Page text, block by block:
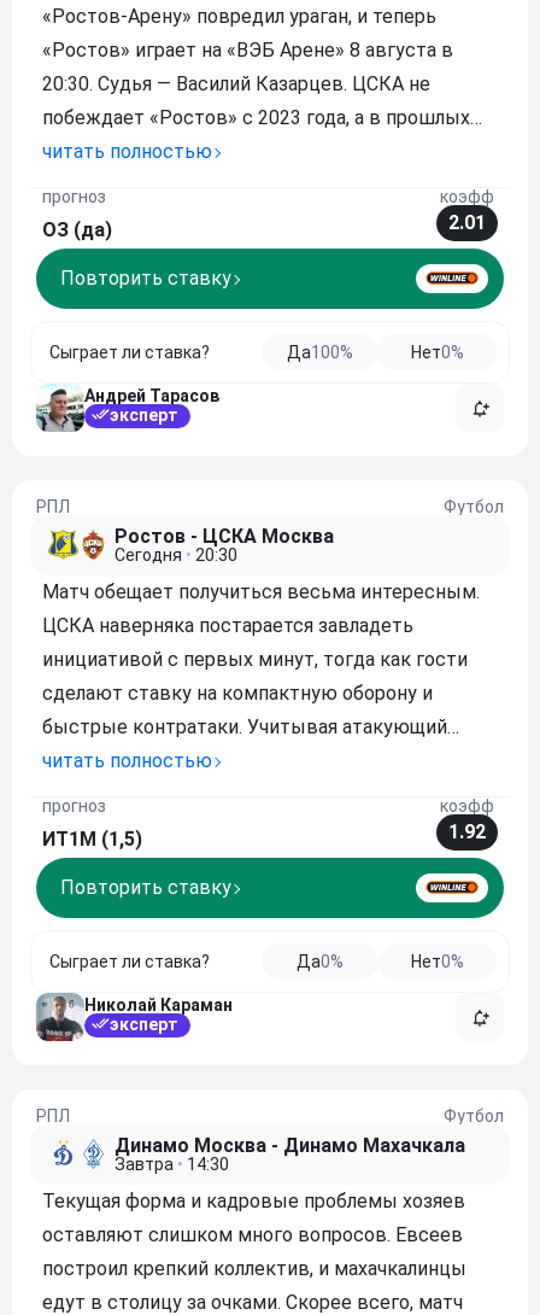
«Ростов-Арену» повредил ураган, и теперь
«Ростов» играет на «ВЭБ Арене» 8 августа в
20:30. Судья — Василий Казарцев. ЦСКА не
побеждает «Ростов» с 2023 года, а в прошлых
сезонах набирал в 2 матчах с ростовчанами лишь
особой уверенности. На тотал больше 2.5 кэф
очень хо
читать полностью
прогноз
ОЗ (да)
коэфф
2.01
Повторить ставку
Сыграет ли ставка? Да100% Нет0%
Андрей Тарасов
эксперт
РПЛ Футбол
Ростов - ЦСКА Москва
Сегодня • 20:30
Матч обещает получиться весьма интересным.
ЦСКА наверняка постарается завладеть
инициативой с первых минут, тогда как гости
сделают ставку на компактную оборону и
быстрые контратаки. Учитывая атакующий
потенциал обеих команд, вполне вероятно, что
более высокого класса исполнителей и
преимущества своего по
читать полностью
прогноз
ИТ1М (1,5)
коэфф
1.92
Повторить ставку
Сыграет ли ставка? Да0% Нет0%
Николай Караман
эксперт
РПЛ Футбол
Динамо Москва - Динамо Махачкала
Завтра • 14:30
Текущая форма и кадровые проблемы хозяев
оставляют слишком много вопросов. Евсеев
построил крепкий коллектив, и махачкалинцы
едут в столицу за очками. Скорее всего, матч